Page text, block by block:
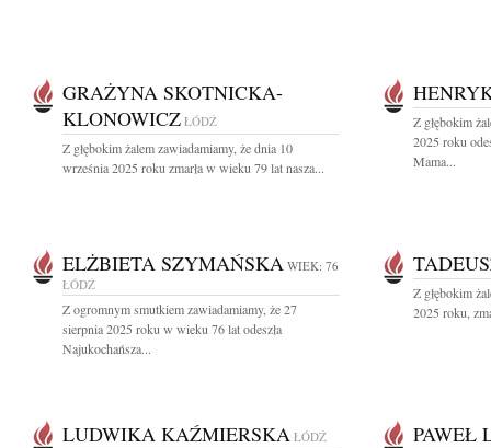
GRAŻYNA SKOTNICKA-
KLONOWICZ ŁÓDŹ
Z głębokim żalem zawiadamiamy, że dnia 10
września 2025 roku zmarła w wieku 79 lat nasza...
Z głębokim
2025 roku
Mama...
ELŻBIETA SZYMAŃSKA WIEK: 76
ŁÓDŹ
Z ogromnym smutkiem zawiadamiamy, że 27
sierpnia 2025 roku w wieku 76 lat odeszła
Najukochańsza...
Z głębokim
2025 roku,
LUDWIKA KAŹMIERSKA ŁÓDŹ PAWEŁ